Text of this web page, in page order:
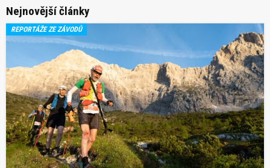
Nejnovější články
REPORTÁŽE ZE ZÁVODŮ